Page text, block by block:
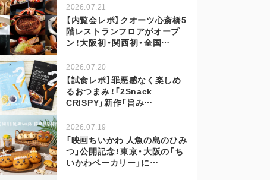
2026.07.21
【内覧会レポ】クオーツ心斎橋5
階レストランフロアがオープ
ン！大阪初・関西初・全国…
2026.07.20
【試食レポ】罪悪感なく楽しめ
るおつまみ！「2Snack
CRISPY」新作「旨み…
2026.07.19
「映画ちいかわ 人魚の島のひみ
つ」公開記念！東京・大阪の「ち
いかわベーカリー」に…